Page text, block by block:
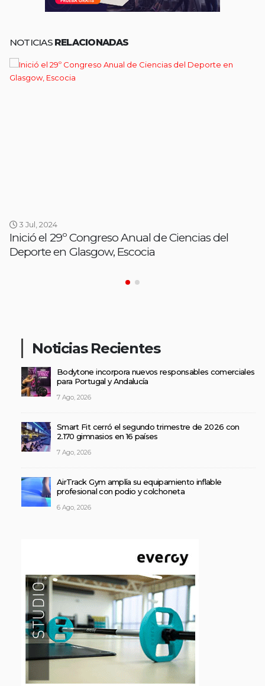
NOTICIAS RELACIONADAS
3 Jul, 2024
Inició el 29º Congreso Anual de Ciencias del
Deporte en Glasgow, Escocia
Noticias Recientes
Bodytone incorpora nuevos responsables comerciales
para Portugal y Andalucía
7 Ago, 2026
Smart Fit cerró el segundo trimestre de 2026 con
2.170 gimnasios en 16 países
7 Ago, 2026
AirTrack Gym amplía su equipamiento inflable
profesional con podio y colchoneta
6 Ago, 2026